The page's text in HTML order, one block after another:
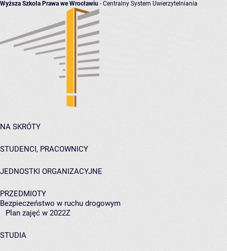
Wyższa Szkoła Prawa we Wrocławiu - Centralny System Uwierzytelniania
NA SKRÓTY
STUDENCI, PRACOWNICY
JEDNOSTKI ORGANIZACYJNE
PRZEDMIOTY
Bezpieczeństwo w ruchu drogowym
Plan zajęć w 2022Z
STUDIA